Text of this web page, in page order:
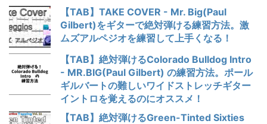
【TAB】TAKE COVER - Mr. Big(Paul
Gilbert)をギターで絶対弾ける練習方法。激
ムズアルペジオを練習して上手くなる！
【TAB】絶対弾けるColorado Bulldog Intro
- MR.BIG(Paul Gilbert) の練習方法。ポール
ギルバートの難しいワイドストレッチギター
イントロを覚えるのにオススメ！
【TAB】絶対弾けるGreen-Tinted Sixties